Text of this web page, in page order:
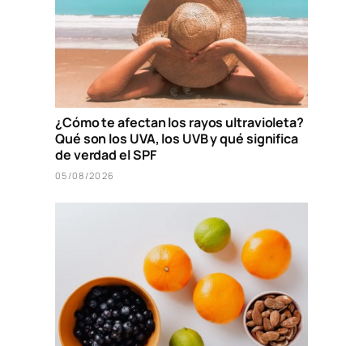
¿Cómo te afectan los rayos ultravioleta?
Qué son los UVA, los UVB y qué significa
de verdad el SPF
05/08/2026